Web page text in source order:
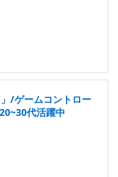
/ゲームコントロー
代活躍中